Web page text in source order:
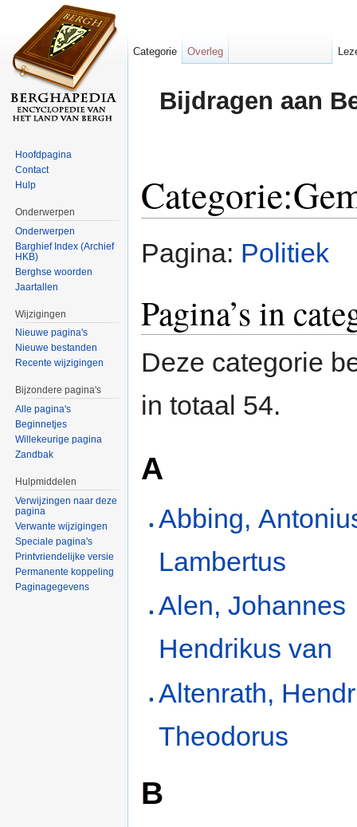
Bijdragen aan
Pagina: Politiek
Pagina’s in
Deze categorie
in totaal 54.
A
Abbing,
Lambertus
Alen, Johannes
Hendrikus van
Altenrath,
Theodorus
B
Categorie Overleg
Hoofdpagina
Contact
Hulp
Onderwerpen
Onderwerpen
Barghief Index (Archief
HKB)
Berghse woorden
Jaartallen
Wijzigingen
Nieuwe pagina's
Nieuwe bestanden
Recente wijzigingen
Bijzondere pagina's
Alle pagina's
Beginnetjes
Willekeurige pagina
Zandbak
Hulpmiddelen
Verwijzingen naar deze
pagina
Verwante wijzigingen
Speciale pagina's
Printvriendelijke versie
Permanente koppeling
Paginagegevens